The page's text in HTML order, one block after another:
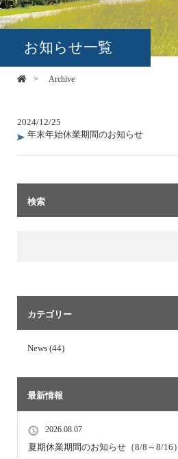
お知らせ一覧
Archive
2024/12/25
年末年始休業期間のお知らせ
検索
カテゴリー
News (44)
最新情報
2026.08.07
夏期休業期間のお知らせ（8/8～8/16）